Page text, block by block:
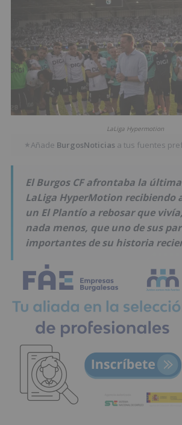
LaLiga Hypermotion
★Añade BurgosNoticias a tus fuentes
El Burgos CF afrontaba la
LaLiga HyperMotion recibiendo
un El Plantío a rebosar que
nada menos, que uno de sus
importantes de su historia